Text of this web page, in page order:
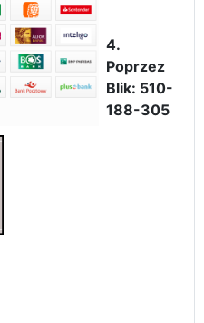
4.
Poprzez
Blik: 510-
188-305